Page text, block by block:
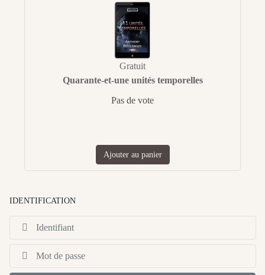
Gratuit
Quarante-et-une unités temporelles
Pas de vote
Ajouter au panier
IDENTIFICATION